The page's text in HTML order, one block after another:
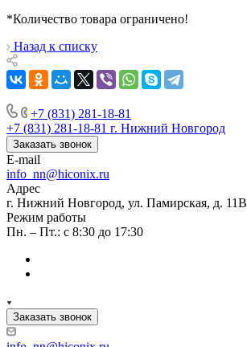
*Количество товара ограничено!
Назад к списку
+7 (831) 281-18-81
+7 (831) 281-18-81 г. Нижний Новгород
Заказать звонок
E-mail
info_nn@hiconix.ru
Адрес
г. Нижний Новгород, ул. Памирская, д. 11В
Режим работы
Пн. – Пт.: с 8:30 до 17:30
Заказать звонок